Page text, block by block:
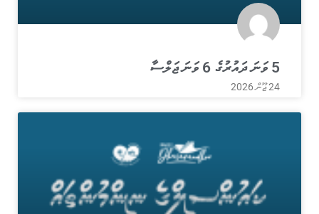
5 ވަނަ ދައުރުގެ 6 ވަނަ ޖަލްސާ
24 ޖޫން 2026